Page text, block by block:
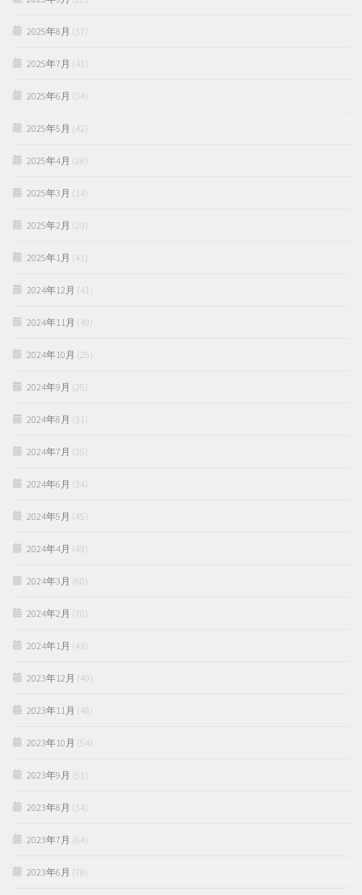
2025年8月 (37)
2025年7月 (41)
2025年6月 (34)
2025年5月 (42)
2025年4月 (28)
2025年3月 (14)
2025年2月 (29)
2025年1月 (41)
2024年12月 (41)
2024年11月 (49)
2024年10月 (25)
2024年9月 (25)
2024年8月 (31)
2024年7月 (25)
2024年6月 (34)
2024年5月 (45)
2024年4月 (49)
2024年3月 (60)
2024年2月 (70)
2024年1月 (43)
2023年12月 (49)
2023年11月 (48)
2023年10月 (54)
2023年9月 (51)
2023年8月 (34)
2023年7月 (64)
2023年6月 (78)